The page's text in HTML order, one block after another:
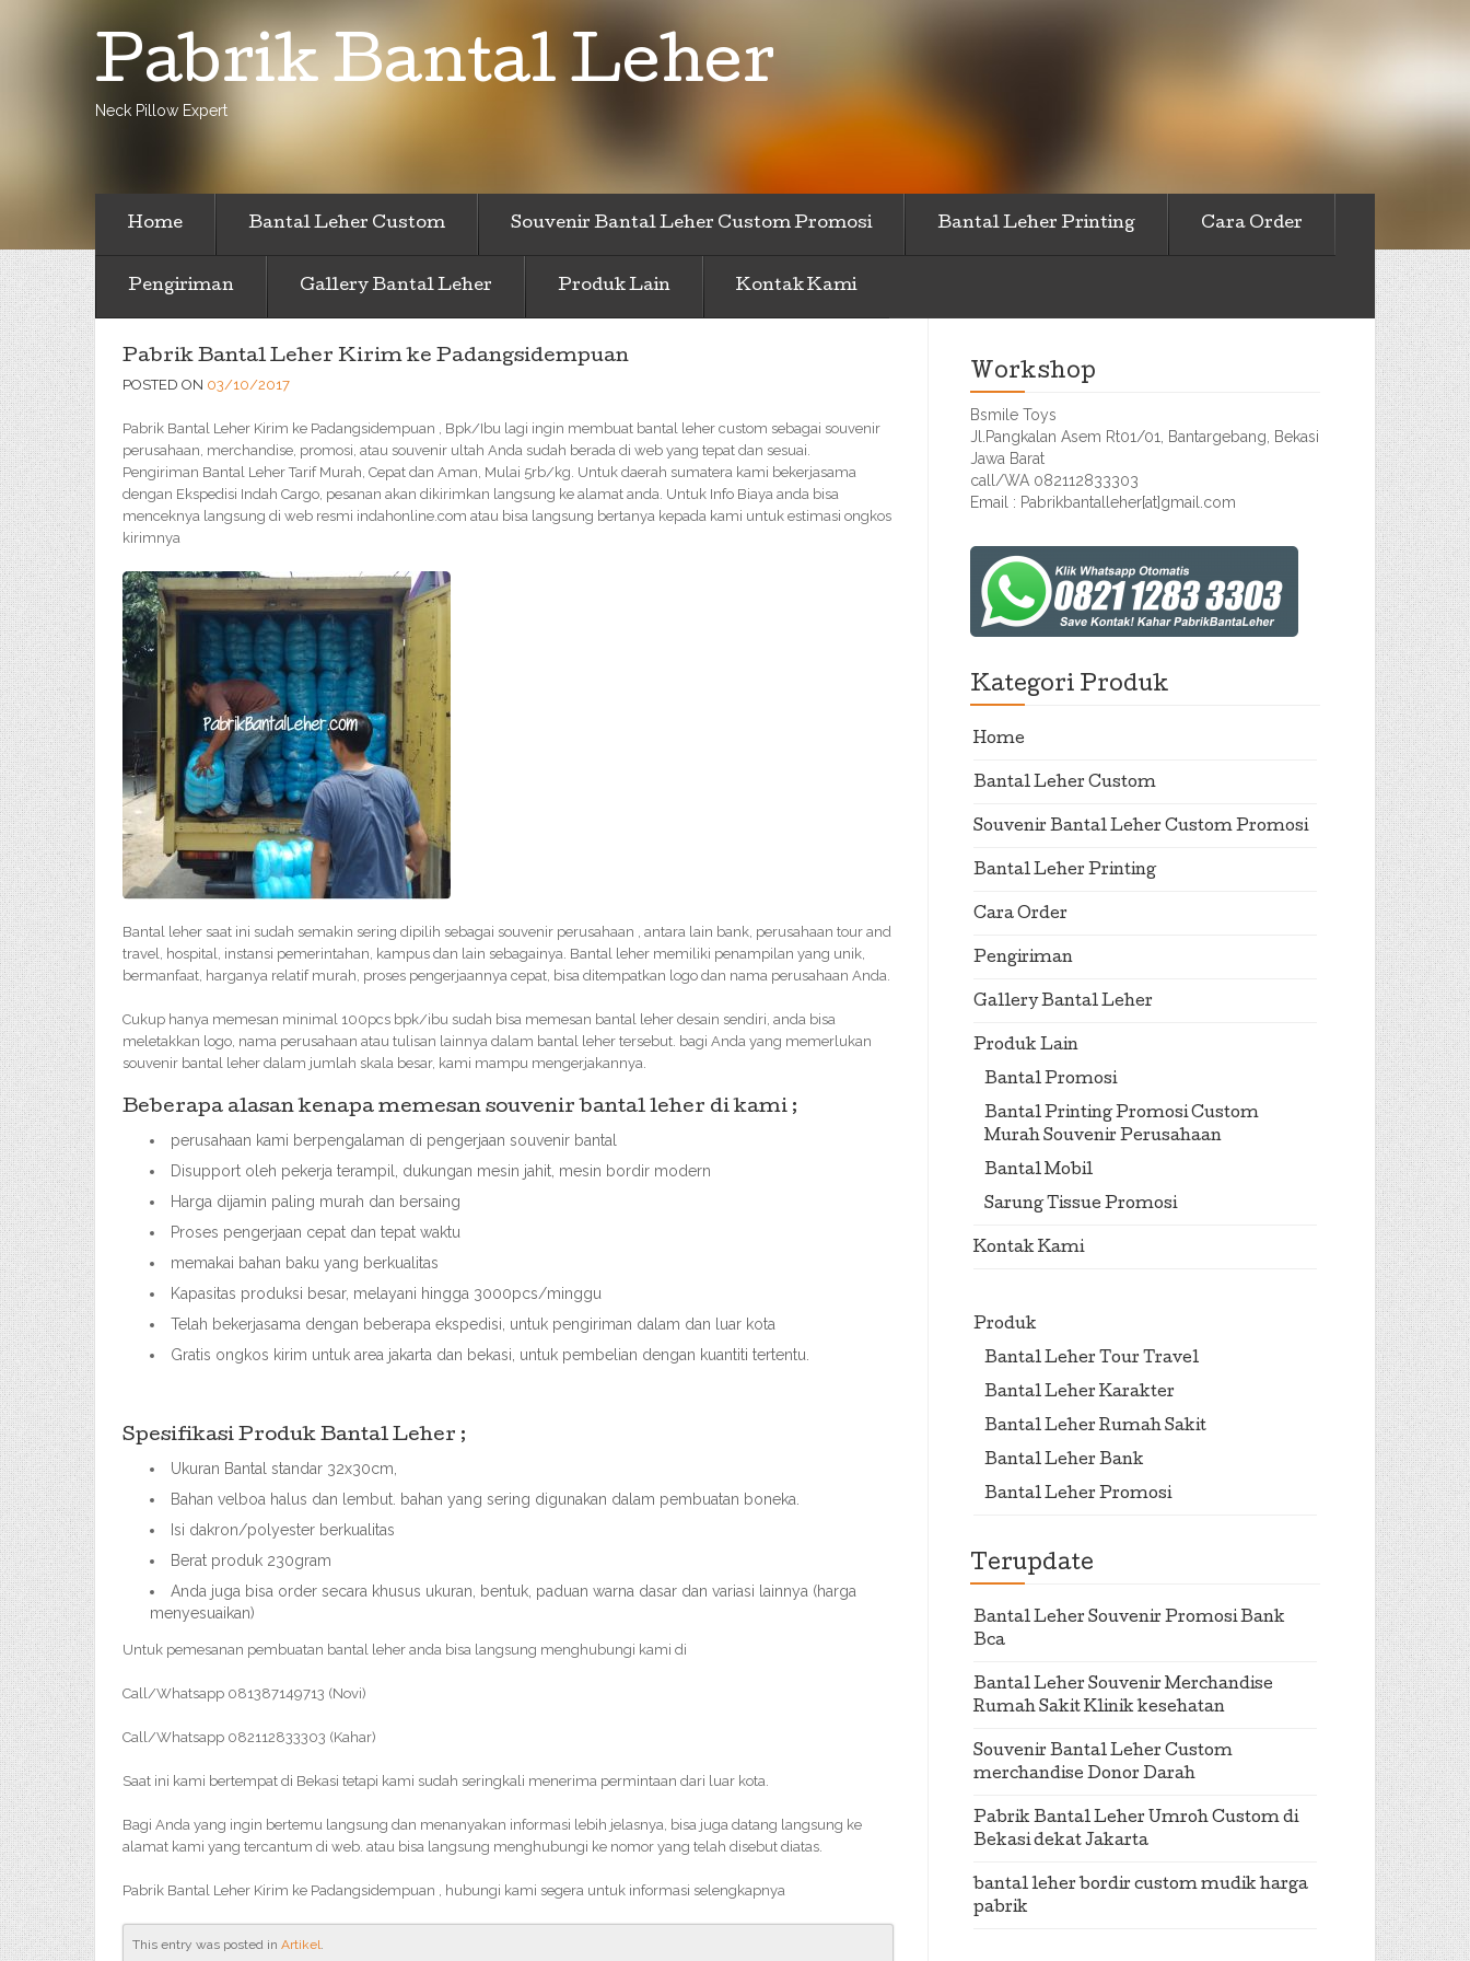
Pabrik Bantal Leher
Neck Pillow Expert
Home Bantal Leher Custom Souvenir Bantal Leher Custom Promosi Bantal Leher Printing Cara Order
Pengiriman Gallery Bantal Leher Produk Lain Kontak Kami
Pabrik Bantal Leher Kirim ke Padangsidempuan
POSTED ON 03/10/2017
Pabrik Bantal Leher Kirim ke Padangsidempuan , Bpk/Ibu lagi ingin membuat bantal leher custom sebagai souvenir
perusahaan, merchandise, promosi, atau souvenir ultah Anda sudah berada di web yang tepat dan sesuai.
Pengiriman Bantal Leher Tarif Murah, Cepat dan Aman, Mulai 5rb/kg. Untuk daerah sumatera kami bekerjasama
dengan Ekspedisi Indah Cargo, pesanan akan dikirimkan langsung ke alamat anda. Untuk Info Biaya anda bisa
menceknya langsung di web resmi indahonline.com atau bisa langsung bertanya kepada kami untuk estimasi ongkos
kirimnya
Bantal leher saat ini sudah semakin sering dipilih sebagai souvenir perusahaan , antara lain bank, perusahaan tour and
travel, hospital, instansi pemerintahan, kampus dan lain sebagainya. Bantal leher memiliki penampilan yang unik,
bermanfaat, harganya relatif murah, proses pengerjaannya cepat, bisa ditempatkan logo dan nama perusahaan Anda.
Cukup hanya memesan minimal 100pcs bpk/ibu sudah bisa memesan bantal leher desain sendiri, anda bisa
meletakkan logo, nama perusahaan atau tulisan lainnya dalam bantal leher tersebut. bagi Anda yang memerlukan
souvenir bantal leher dalam jumlah skala besar, kami mampu mengerjakannya.
Beberapa alasan kenapa memesan souvenir bantal leher di kami ;
perusahaan kami berpengalaman di pengerjaan souvenir bantal
Disupport oleh pekerja terampil, dukungan mesin jahit, mesin bordir modern
Harga dijamin paling murah dan bersaing
Proses pengerjaan cepat dan tepat waktu
memakai bahan baku yang berkualitas
Kapasitas produksi besar, melayani hingga 3000pcs/minggu
Telah bekerjasama dengan beberapa ekspedisi, untuk pengiriman dalam dan luar kota
Gratis ongkos kirim untuk area jakarta dan bekasi, untuk pembelian dengan kuantiti tertentu.
Spesifikasi Produk Bantal Leher ;
Ukuran Bantal standar 32x30cm,
Bahan velboa halus dan lembut. bahan yang sering digunakan dalam pembuatan boneka.
Isi dakron/polyester berkualitas
Berat produk 230gram
Anda juga bisa order secara khusus ukuran, bentuk, paduan warna dasar dan variasi lainnya (harga
menyesuaikan)
Untuk pemesanan pembuatan bantal leher anda bisa langsung menghubungi kami di
Call/Whatsapp 081387149713 (Novi)
Call/Whatsapp 082112833303 (Kahar)
Saat ini kami bertempat di Bekasi tetapi kami sudah seringkali menerima permintaan dari luar kota.
Bagi Anda yang ingin bertemu langsung dan menanyakan informasi lebih jelasnya, bisa juga datang langsung ke
alamat kami yang tercantum di web. atau bisa langsung menghubungi ke nomor yang telah disebut diatas.
Pabrik Bantal Leher Kirim ke Padangsidempuan , hubungi kami segera untuk informasi selengkapnya
This entry was posted in Artikel.
Workshop
Bsmile Toys
Jl.Pangkalan Asem Rt01/01, Bantargebang, Bekasi
Jawa Barat
call/WA 082112833303
Email : Pabrikbantalleher[at]gmail.com
Kategori Produk
Home
Bantal Leher Custom
Souvenir Bantal Leher Custom Promosi
Bantal Leher Printing
Cara Order
Pengiriman
Gallery Bantal Leher
Produk Lain
Bantal Promosi
Bantal Printing Promosi Custom
Murah Souvenir Perusahaan
Bantal Mobil
Sarung Tissue Promosi
Kontak Kami
Produk
Bantal Leher Tour Travel
Bantal Leher Karakter
Bantal Leher Rumah Sakit
Bantal Leher Bank
Bantal Leher Promosi
Terupdate
Bantal Leher Souvenir Promosi Bank
Bca
Bantal Leher Souvenir Merchandise
Rumah Sakit Klinik kesehatan
Souvenir Bantal Leher Custom
merchandise Donor Darah
Pabrik Bantal Leher Umroh Custom di
Bekasi dekat Jakarta
bantal leher bordir custom mudik harga
pabrik